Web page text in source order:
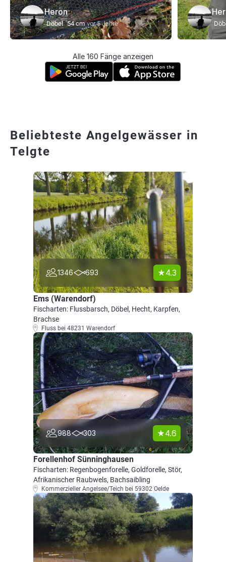
Heron
Döbel 54 cm vor 5 Jahre
Alle 160 Fänge anzeigen
Beliebteste Angelgewässer in
Telgte
1346 693 4.3
Ems (Warendorf)
Fischarten: Flussbarsch, Döbel, Hecht, Karpfen,
Brachse
Fluss bei 48231 Warendorf
988 303 4.6
Forellenhof Sünninghausen
Fischarten: Regenbogenforelle, Goldforelle, Stör,
Afrikanischer Raubwels, Bachsaibling
Kommerzieller Angelsee/Teich bei 59302 Oelde